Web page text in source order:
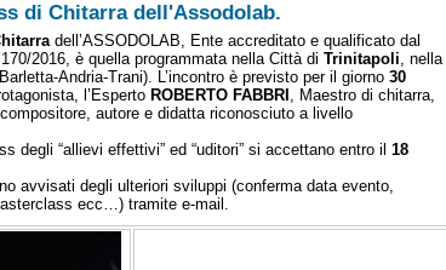
di Chitarra dell'Assodolab.
dell’ASSODOLAB, Ente accreditato e qualificato dal
2016, è quella programmata nella Città di Trinitapoli, nella
Andria-Trani). L’incontro è previsto per il giorno 30
l’Esperto ROBERTO FABBRI , Maestro di chitarra,
autore e didatta riconosciuto a livello
degli “allievi effettivi” ed “uditori” si accettano entro il 18
avvisati degli ulteriori sviluppi (conferma data evento,
ecc…) tramite e-mail.